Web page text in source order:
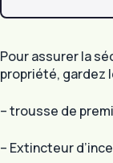
Pour assurer la
propriété, gardez
– trousse de
– Extincteur